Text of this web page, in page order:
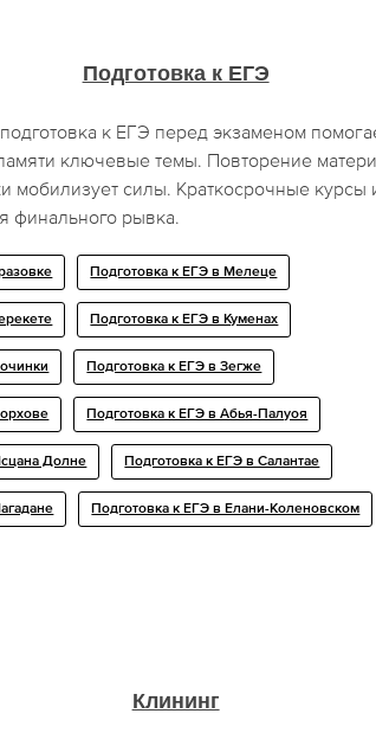
Подготовка к ЕГЭ
к ЕГЭ перед экзаменом
ключевые темы. Повторение
мобилизует силы. Краткосрочные курсы
финального рывка.
Подготовка к ЕГЭ в Мелеце
Подготовка к ЕГЭ в Куменах
Подготовка к ЕГЭ в Зегже
Подготовка к ЕГЭ в Абья-Палуоя
Долне Подготовка к ЕГЭ в Салантае
Подготовка к ЕГЭ в Елани-Коленовском
Клининг